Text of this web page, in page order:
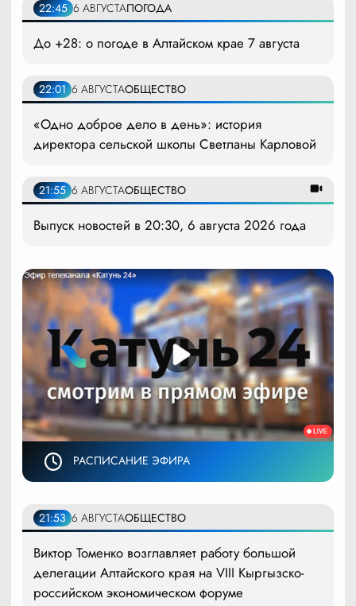
22:45 6 АВГУСТАПОГОДА
До +28: о погоде в Алтайском крае 7 августа
22:01 6 АВГУСТАОБЩЕСТВО
«Одно доброе дело в день»: история
директора сельской школы Светланы Карловой
21:55 6 АВГУСТАОБЩЕСТВО
Выпуск новостей в 20:30, 6 августа 2026 года
РАСПИСАНИЕ ЭФИРА
21:53 6 АВГУСТАОБЩЕСТВО
Виктор Томенко возглавляет работу большой
делегации Алтайского края на VIII Кыргызско-
российском экономическом форуме